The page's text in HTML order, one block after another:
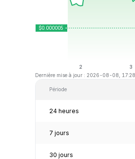
Dernière mise à jour : 2026-08-08,
Période
24 heures
7 jours
30 jours